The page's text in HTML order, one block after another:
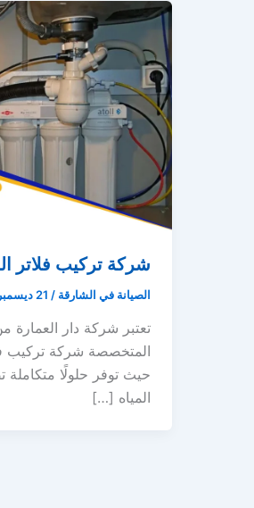
شركة تركيب فلاتر
الصيانة في الشارقة / 21 ديسمبر، 2025
تعتبر شركة دار العمارة
المتخصصة شركة تركيب
حيث توفر حلولًا متكاملة
المياه […]